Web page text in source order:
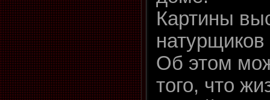
Картины
натурщиков
Об этом
того, что